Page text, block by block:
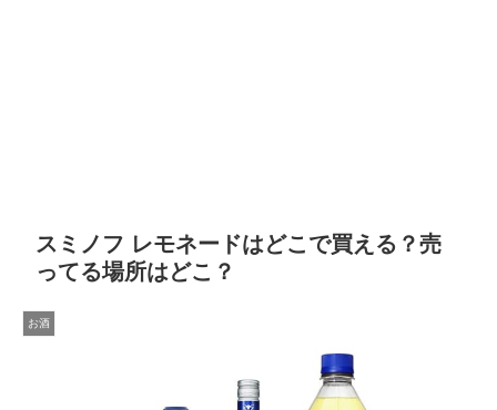
スミノフ レモネードはどこで買える？売
ってる場所はどこ？
お酒